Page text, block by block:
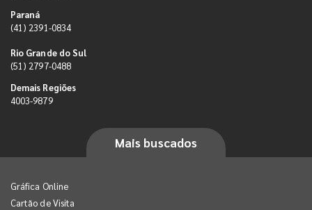
Paraná
(41) 2391-0834
Rio Grande do Sul
(51) 2797-0488
Demais Regiões
4003-9879
Mais buscados
Gráfica Online
Cartão de Visita